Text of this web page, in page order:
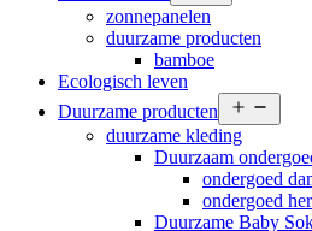
zonnepanelen
duurzame producten
bamboe
Ecologisch leven
Duurzame producten
menu
duurzame kleding
Duurzaam
ondergoed
ondergoed
Duurzame Baby